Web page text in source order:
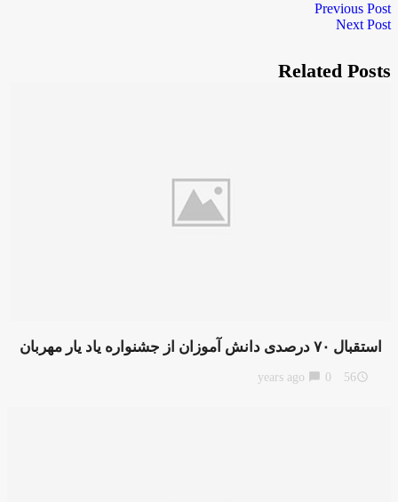
Previous Post
Next Post
Related Posts
استقبال ۷۰ درصدی دانش آموزان از جشنواره یاد یار مهربان
access_time
56 years ago
chat_bubble